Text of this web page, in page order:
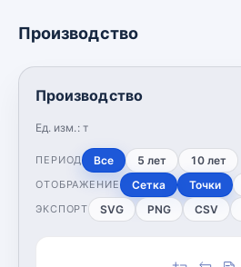
Производство
Производство
Ед. изм.: т
ПЕРИОД Все 5 лет 10 лет
ОТОБРАЖЕНИЕ Сетка Точки
ЭКСПОРТ SVG PNG CSV